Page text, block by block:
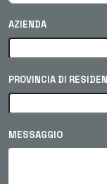
AZIENDA
PROVINCIA DI
MESSAGGIO